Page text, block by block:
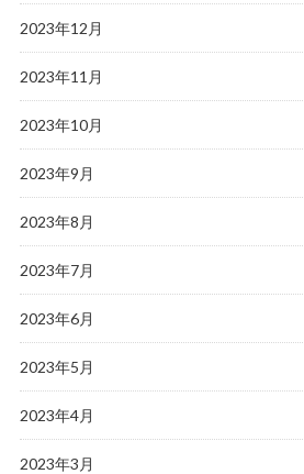
2023年12月
2023年11月
2023年10月
2023年9月
2023年8月
2023年7月
2023年6月
2023年5月
2023年4月
2023年3月